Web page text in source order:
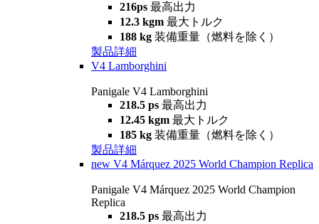
216ps 最高出力
12.3 kgm 最大トルク
188 kg 装備重量（燃料を除く）
製品詳細
V4 Lamborghini
Panigale V4 Lamborghini
218.5 ps 最高出力
12.45 kgm 最大トルク
185 kg 装備重量（燃料を除く）
製品詳細
new V4 Márquez 2025 World Champion Replica
Panigale V4 Márquez 2025 World Champion
Replica
218.5 ps 最高出力